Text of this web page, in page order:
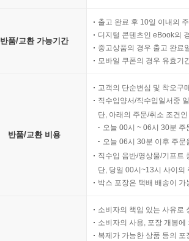
반품/교환 가능기간
출고 완료 후 10일 이내의
디지털 콘텐츠인 eBook의
중고상품의 경우 출고 완료
모바일 쿠폰의 경우 유효기
반품/교환 비용
고객의 단순변심 및 착오구
직수입양서/직수입일서중
단, 아래의 주문/취소 조건
오늘 00시 ~ 06시 30분
오늘 06시 30분 이후 주
직수입 음반/영상물/기프트
단, 당일 00시~13시 사이의
박스 포장은 택배 배송이
소비자의 책임 있는 사유로
소비자의 사용, 포장 개봉
복제가 가능한 상품 등의